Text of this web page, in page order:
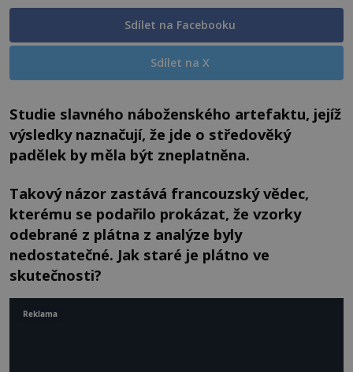
Sdílet na Facebooku
Sdílet na X
Studie slavného náboženského artefaktu, jejíž
výsledky naznačují, že jde o středověký
padělek by měla být zneplatněna.
Takový názor zastává francouzský vědec,
kterému se podařilo prokázat, že vzorky
odebrané z plátna z analýze byly
nedostatečné. Jak staré je plátno ve
skutečnosti?
Reklama